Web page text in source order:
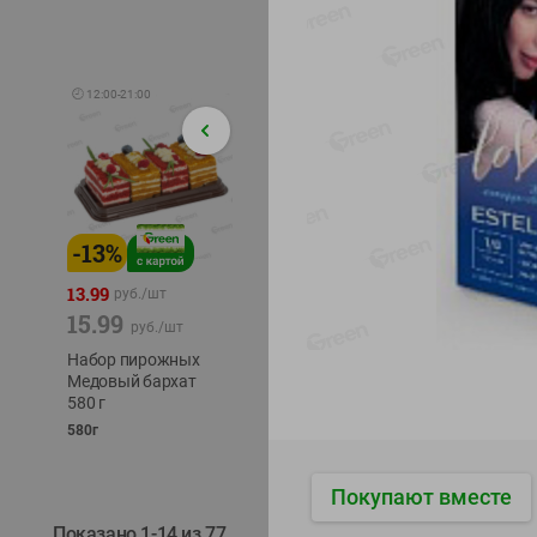
🕘 12:00-21:00
-13%
13.99 руб./шт
15.99 руб./шт
Набор пирожных
Медовый бархат
580 г
580г
-24%
4.99
Покупают вместе